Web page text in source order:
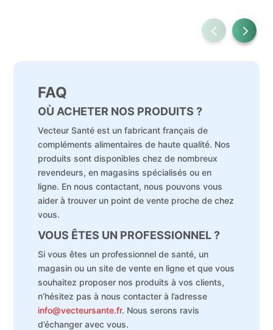
FAQ
OÙ ACHETER NOS PRODUITS ?
Vecteur Santé est un fabricant français de
compléments alimentaires de haute qualité. Nos
produits sont disponibles chez de nombreux
revendeurs, en magasins spécialisés ou en
ligne. En nous contactant, nous pouvons vous
aider à trouver un point de vente proche de chez
vous.
VOUS ÊTES UN PROFESSIONNEL ?
Si vous êtes un professionnel de santé, un
magasin ou un site de vente en ligne et que vous
souhaitez proposer nos produits à vos clients,
n’hésitez pas à nous contacter à l’adresse
info@vecteursante.fr. Nous serons ravis
d’échanger avec vous.